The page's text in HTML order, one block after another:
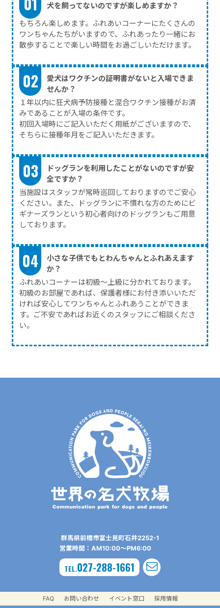
犬を飼ってないのですが楽しめますか？
もちろん楽しめます。ふれあいコーナーにたくさんの
ワンちゃんたちがいますので、ふれあったり一緒にお
散歩することで楽しい時間をお過ごしいただけます。
愛犬はワクチンの証明書がないと入場できま
せんか？
１年以内に狂犬病予防接種と混合ワクチン接種がお済
みであることが入場の条件です。
初回入場時にご記入いただく用紙がございますので、
そちらに接種年月をご記入いただきます。
ドッグランを利用したことがないのですが安
全ですか？
当施設はスタッフが常時巡回しておりますのでご安心
ください。また、ドッグランに不慣れな方のためにビ
ギナーズランという初心者向けのドッグランもご用意
しております。
小さな子供でもとわんちゃんとふれあえます
か？
ふれあいコーナーは初級〜上級に分かれております。
初級のお部屋であれば、保護者様にお付き添いいただ
ければ安心してワンちゃんとふれあうことができま
す。ご不安であればお近くのスタッフにご相談くださ
い。
群⾺県前橋市富⼠⾒町⽯井2252-1
営業時間：AM10:00〜PM6:00
TEL.027-288-1661
FAQ お問い合わせ イベント窓口 採用情報